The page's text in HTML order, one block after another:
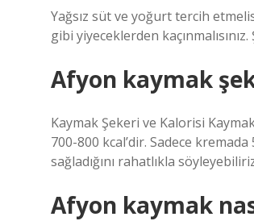
Yağsız süt ve yoğurt tercih
gibi yiyeceklerden
Afyon kaymak
Kaymak Şekeri ve Kalorisi
700-800 kcal’dir. Sadece
sağladığını rahatlıkla
Afyon kaymak